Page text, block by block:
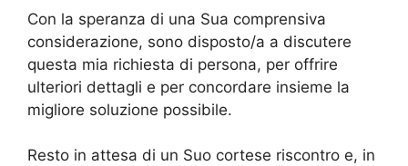
Con la speranza di una Sua comprensiva
considerazione, sono disposto/a a discutere
questa mia richiesta di persona, per offrire
ulteriori dettagli e per concordare insieme la
migliore soluzione possibile.
Resto in attesa di un Suo cortese riscontro e, in